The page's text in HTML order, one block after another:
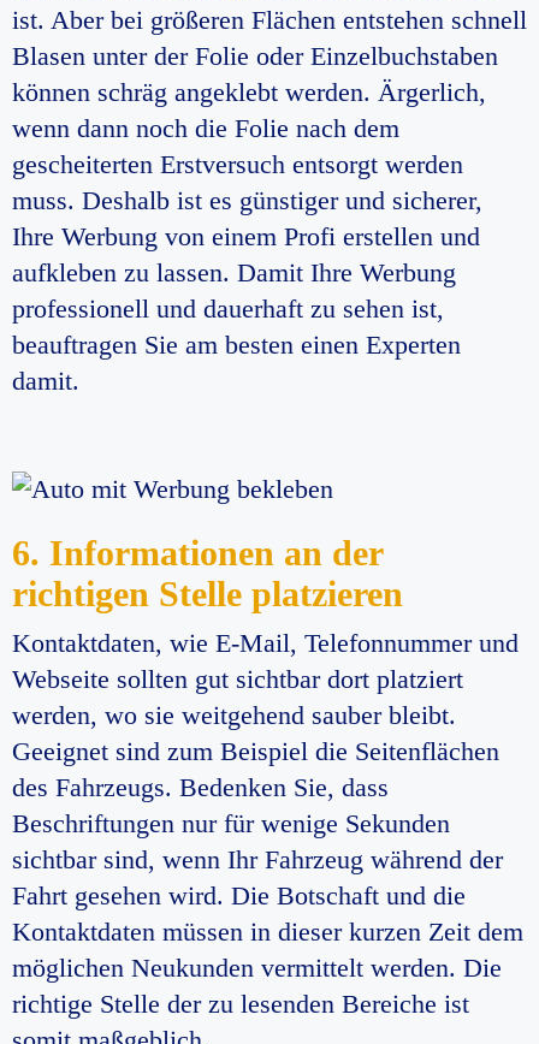
ist. Aber bei größeren Flächen entstehen schnell
Blasen unter der Folie oder Einzelbuchstaben
können schräg angeklebt werden. Ärgerlich,
wenn dann noch die Folie nach dem
gescheiterten Erstversuch entsorgt werden
muss. Deshalb ist es günstiger und sicherer,
Ihre Werbung von einem Profi erstellen und
aufkleben zu lassen. Damit Ihre Werbung
professionell und dauerhaft zu sehen ist,
beauftragen Sie am besten einen Experten
damit.
6. Informationen an der
richtigen Stelle platzieren
Kontaktdaten, wie E-Mail, Telefonnummer und
Webseite sollten gut sichtbar dort platziert
werden, wo sie weitgehend sauber bleibt.
Geeignet sind zum Beispiel die Seitenflächen
des Fahrzeugs. Bedenken Sie, dass
Beschriftungen nur für wenige Sekunden
sichtbar sind, wenn Ihr Fahrzeug während der
Fahrt gesehen wird. Die Botschaft und die
Kontaktdaten müssen in dieser kurzen Zeit dem
möglichen Neukunden vermittelt werden. Die
richtige Stelle der zu lesenden Bereiche ist